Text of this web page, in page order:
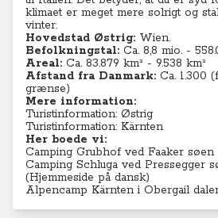
klimaet er meget mere solrigt og
vinter.
Hovedstad Østrig: Wien.
Befolkningstal: Ca. 8,8 mio. -
Areal: Ca. 83.879 km² - 9.538 km²
Afstand fra Danmark: Ca. 1.300
grænse)
Mere information:
Turistinformation: Østrig
Turistinformation: Kärnten
Her boede vi:
Camping Grubhof ved Faaker søen
Camping Schluga ved Pressegger
(Hjemmeside på dansk)
Alpencamp Kärnten i Obergail